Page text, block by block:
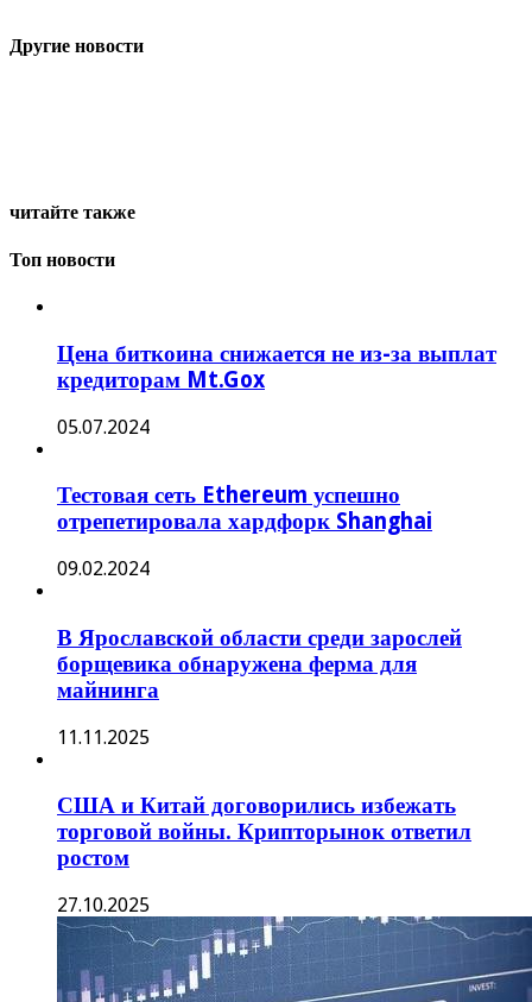
Другие новости
читайте также
Топ новости
Цена биткоина снижается не из-за выплат
кредиторам Mt.Gox
05.07.2024
Тестовая сеть Ethereum успешно
отрепетировала хардфорк Shanghai
09.02.2024
В Ярославской области среди зарослей
борщевика обнаружена ферма для
майнинга
11.11.2025
США и Китай договорились избежать
торговой войны. Крипторынок ответил
ростом
27.10.2025